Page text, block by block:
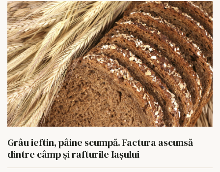
Grâu ieftin, pâine scumpă. Factura ascunsă
dintre câmp și rafturile Iașului